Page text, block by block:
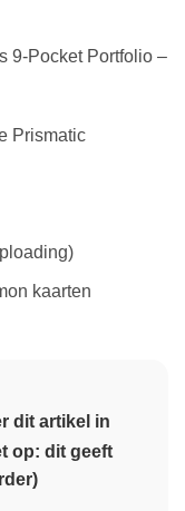
9-Pocket Portfolio –
Prismatic
kaarten
dit artikel in
op: dit geeft